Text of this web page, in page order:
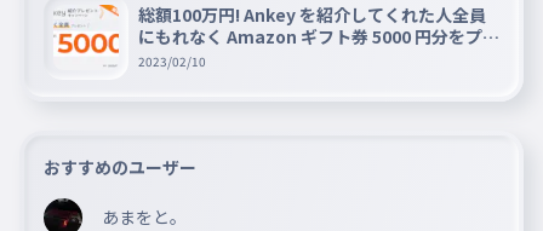
総額100万円! Ankey を紹介してくれた人全員
にもれなく Amazon ギフト券 5000 円分をプレ
ゼントキャンペーン!!
2023/02/10
おすすめのユーザー
あまをと。